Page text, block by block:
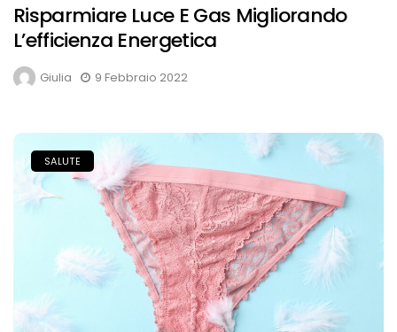
Risparmiare Luce E Gas Migliorando
L’efficienza Energetica
Giulia 9 Febbraio 2022
SALUTE